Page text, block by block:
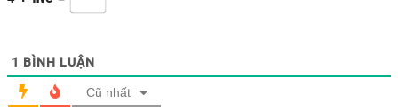
1 BÌNH LUẬN
Cũ nhất